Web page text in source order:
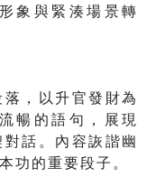
象與緊湊場景轉
，以升官發財為
暢的語句，展現
對話。內容詼諧幽
功的重要段子。